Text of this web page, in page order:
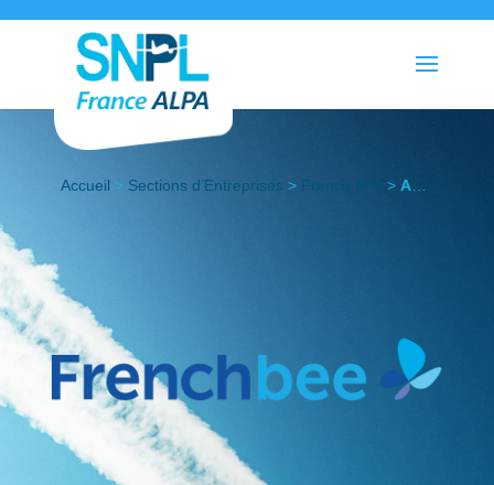
Accueil > Sections d’Entreprises > French Bee > Actualités